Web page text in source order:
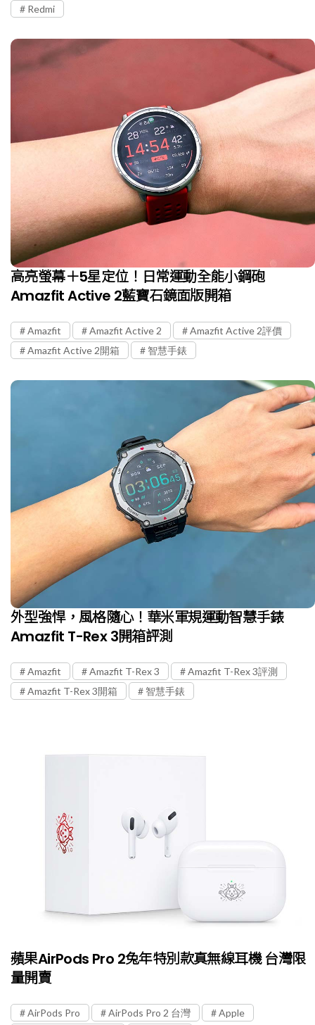
Redmi
高亮螢幕＋5星定位！日常運動全能小鋼砲
Amazfit Active 2藍寶石鏡面版開箱
Amazfit Amazfit Active 2
Amazfit Active 2評價
Amazfit Active 2開箱
智慧手錶
外型強悍，風格隨心！華米軍規運動智慧手錶
Amazfit T-Rex 3開箱評測
Amazfit Amazfit T-Rex 3
Amazfit T-Rex 3評測
Amazfit T-Rex 3開箱
智慧手錶
蘋果AirPods Pro 2兔年特別款真無線耳機 台灣限
量開賣
AirPods Pro AirPods Pro 2 台灣
Apple